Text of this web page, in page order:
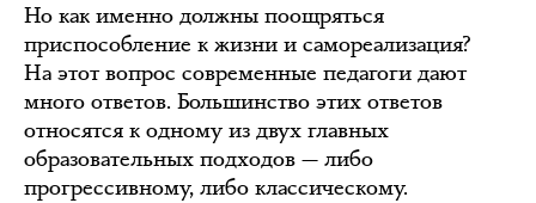
Но как именно должны поощряться
приспособление к жизни и самореализация?
На этот вопрос современные педагоги дают
много ответов. Большинство этих ответов
относятся к одному из двух главных
образовательных подходов — либо
прогрессивному, либо классическому.